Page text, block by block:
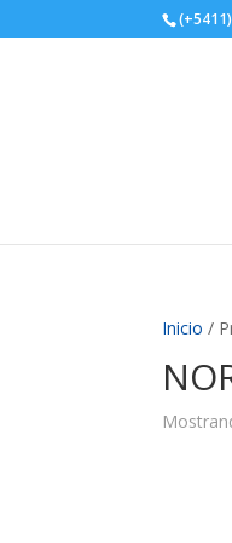
Inicio /